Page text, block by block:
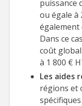
puissance
ou égale à
également
Dans ce
coût
à 1 800 €
Les aides
régions et